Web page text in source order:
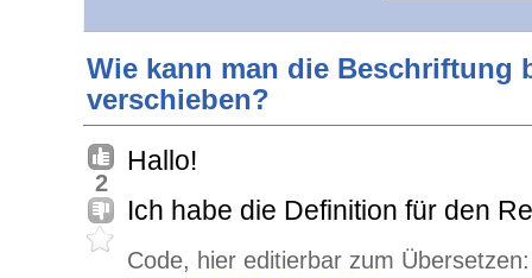
Wie kann man die Beschriftung
verschieben?
2
Hallo!
Ich habe die Definition für den
Code, hier editierbar zum Übersetzen: